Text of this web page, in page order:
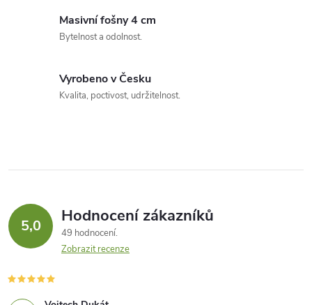
Masivní fošny 4 cm
Bytelnost a odolnost.
Vyrobeno v Česku
Kvalita, poctivost, udržitelnost.
5,0 Hodnocení zákazníků
49 hodnocení
Zobrazit recenze